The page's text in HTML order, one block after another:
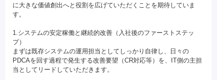
に大きな価値創出へと役割を広げていただくことを期待していま
す。
1.システムの安定稼働と継続的改善（入社後のファーストステッ
プ）
まずは既存システムの運用担当としてしっかり自律し、日々の
PDCAを回す過程で発生する改善要望（CR対応等）を、IT側の主担
当としてリードしていただきます。